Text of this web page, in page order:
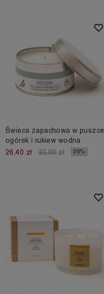
Świeca zapachowa w puszce
ogórek i rukiew wodna
26,40 zł
33,00 zł 20%